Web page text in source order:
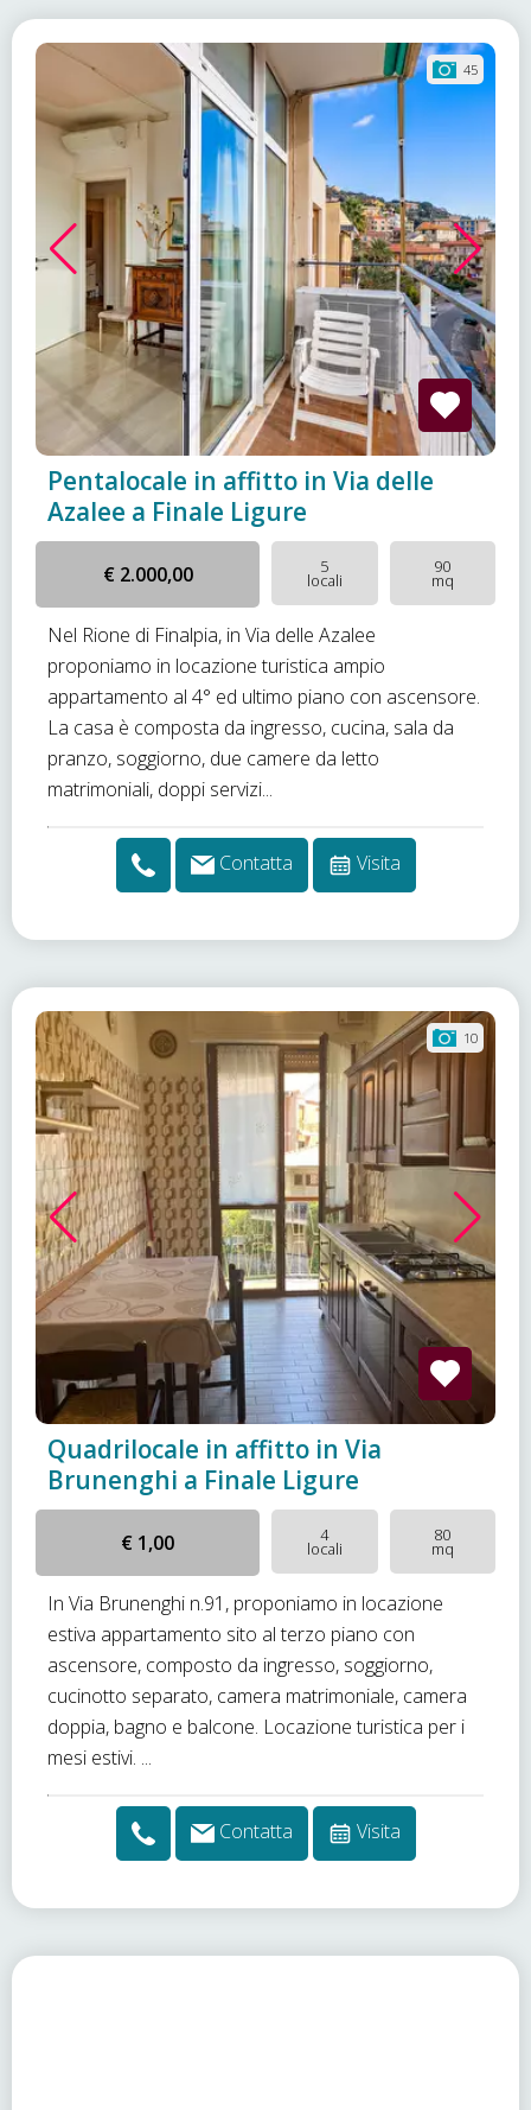
45
Pentalocale in affitto in Via delle
Azalee a Finale Ligure
€ 2.000,00 5
locali
90
mq
Nel Rione di Finalpia, in Via delle Azalee
proponiamo in locazione turistica ampio
appartamento al 4° ed ultimo piano con ascensore.
La casa è composta da ingresso, cucina, sala da
pranzo, soggiorno, due camere da letto
matrimoniali, doppi servizi...
Contatta Visita
10
Quadrilocale in affitto in Via
Brunenghi a Finale Ligure
€ 1,00 4
locali
80
mq
In Via Brunenghi n.91, proponiamo in locazione
estiva appartamento sito al terzo piano con
ascensore, composto da ingresso, soggiorno,
cucinotto separato, camera matrimoniale, camera
doppia, bagno e balcone. Locazione turistica per i
mesi estivi. ...
Contatta Visita